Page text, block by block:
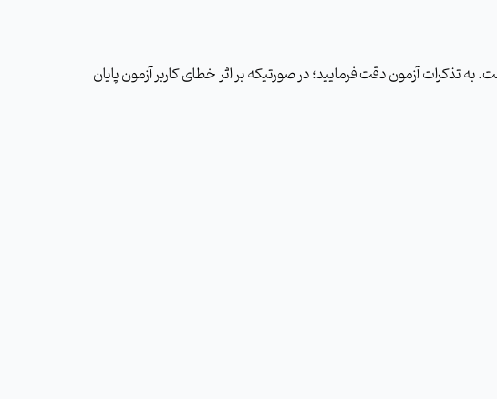
تذکرات آزمون دقت فرمایید؛ در صورتیکه بر اثر خطای کاربر آزمون پایان